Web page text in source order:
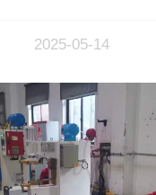
2025-05-14